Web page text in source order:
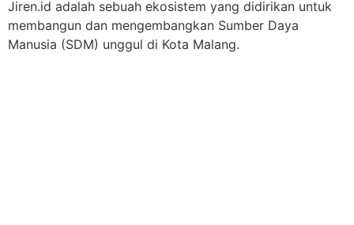
Jiren.id adalah sebuah ekosistem yang didirikan untuk
membangun dan mengembangkan Sumber Daya
Manusia (SDM) unggul di Kota Malang.